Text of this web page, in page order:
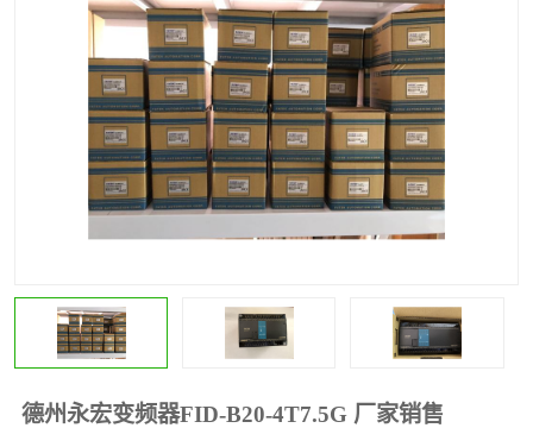
德州永宏变频器FID-B20-4T7.5G 厂家销售
其他
安士能开关
克罗地亚 普洛菲斯触摸屏
魏德米勒继电器 施迈赛限位开关